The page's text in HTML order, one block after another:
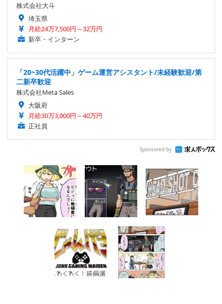
株式会社大斗
埼玉県
月給24万7,500円～32万円
新卒・インターン
「20~30代活躍中」ゲーム運営アシスタント/未経験歓迎/第
二新卒歓迎
株式会社Meta Sales
大阪府
月給30万3,000円～40万円
正社員
Sponsored by